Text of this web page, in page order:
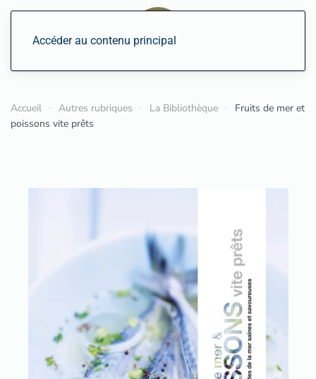
Accéder au contenu principal
Accueil Autres rubriques La Bibliothèque
Fruits de mer et
poissons vite prêts